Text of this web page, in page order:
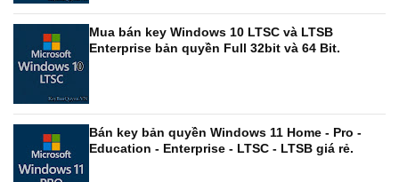
Mua bán key Windows 10 LTSC và LTSB
Enterprise bản quyền Full 32bit và 64 Bit.
Bán key bản quyền Windows 11 Home - Pro -
Education - Enterprise - LTSC - LTSB giá rẻ.